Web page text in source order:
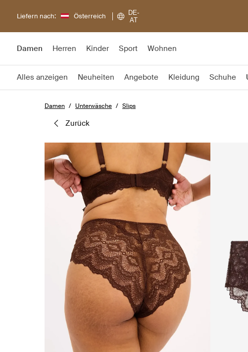
Liefern nach: Österreich
DE-
AT
Damen Herren Kinder Sport Wohnen
Alles anzeigen Neuheiten Angebote Kleidung Schuhe
Damen Unterwäsche Slips
zurück